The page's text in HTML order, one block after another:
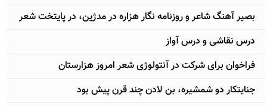
بصیر آهنگ شاعر و روزنامه نگار هزاره در مدژين، در پایتخت شعر
درس نقاشی و درس آواز
فراخوان برای شرکت در آنتولوژی شعر امروز هزارستان
جنایتکار دو شمشیره، بن لادن چند قرن پیش بود